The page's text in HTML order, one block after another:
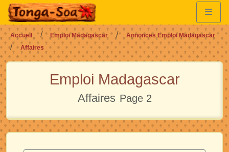
Accueil Emploi Madagascar
Annonces Emploi Madagascar
Affaires
Emploi Madagascar
Affaires Page 2